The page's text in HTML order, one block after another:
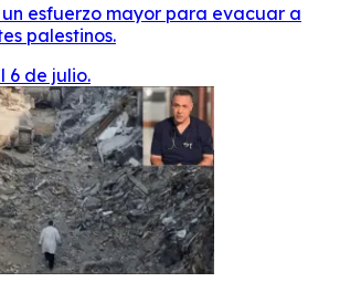
esfuerzo mayor para evacuar a
palestinos.
6 de julio.